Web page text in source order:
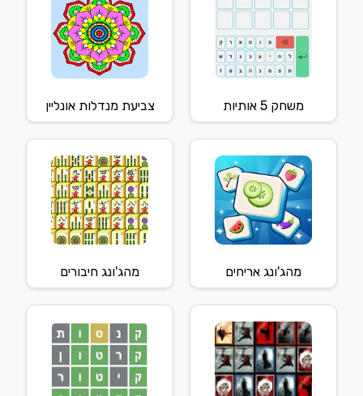
משחק 5 אותיות צביעת מנדלות אונליין
מהג'ונג אריחים מהג'ונג חיבורים